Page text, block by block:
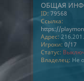
ОБЩАЯ
ID: 79568
Ссылка:
https://
Адрес:
Игроки: 0/17
Статус:
Владелец: Не